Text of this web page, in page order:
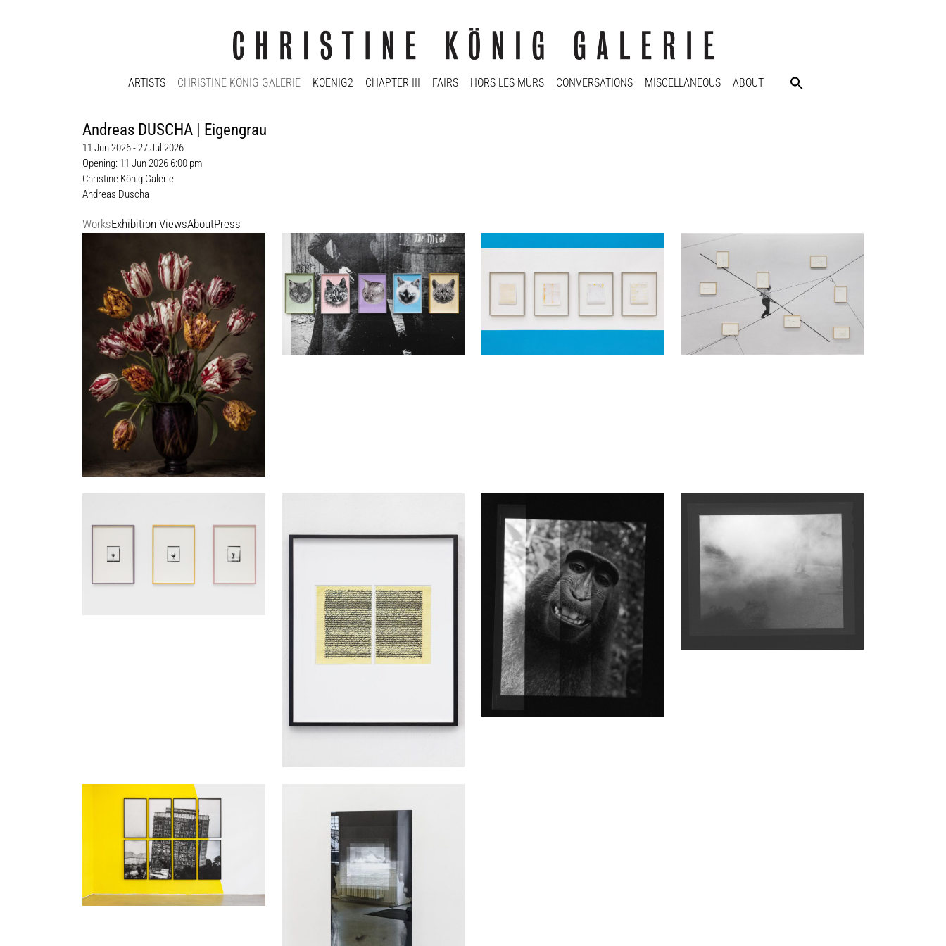
ARTISTS CHRISTINE KÖNIG GALERIE KOENIG2 CHAPTER III FAIRS HORS LES MURS CONVERSATIONS MISCELLANEOUS ABOUT
Andreas DUSCHA | Eigengrau
11 Jun 2026 - 27 Jul 2026
Opening: 11 Jun 2026 6:00 pm
Christine König Galerie
Andreas Duscha
WorksExhibition ViewsAboutPress
Tulpenmanie II, 2026
pigment print auf Barytapapier
1 + 1 AP
114 x 83 cm
Andreas Duscha
Queen of the Mist, 2013 - 2026
Pigmentdruck
1 + 1 AP
je 50 x 36 cm
Andreas Duscha
Vintage-Polaroids, gerahmt
je 53,5 x 43 cm
Andreas Duscha
Aerobatae, 2012 - 2026
japanisches Washi-Reispapier
34 x 45 cm
49.5 x 35.5 cm
paper, framed
62.5 x 64 cm
Naruto, 2026
black and white photography on baryta
paper
125 x 100 cm
Enquiry
Riot, 2026
black and white photography on baryta
paper
100 x 120 cm
Enquiry
Andreas Duscha
Der große Riss, 2026
b/w analoge prints, frames, 8 pieces
210 x 240 cm
Titanic, 2024
Siebdruck auf Glas, Silbernitrat, Zwingen
170 x 65 cm